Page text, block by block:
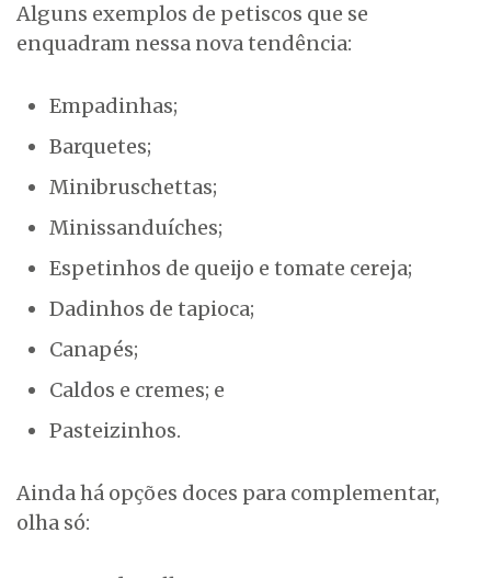
Alguns exemplos de petiscos que se
enquadram nessa nova tendência:
Empadinhas;
Barquetes;
Minibruschettas;
Minissanduíches;
Espetinhos de queijo e tomate cereja;
Dadinhos de tapioca;
Canapés;
Caldos e cremes; e
Pasteizinhos.
Ainda há opções doces para complementar,
olha só: